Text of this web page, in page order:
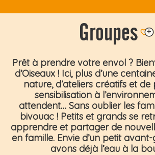
Groupes
Prêt à prendre votre envol ?
d’Oiseaux ! Ici, plus d’une
nature, d’ateliers créatifs et
sensibilisation à
attendent… Sans oublier les
bivouac ! Petits et grands se
apprendre et partager de
en famille. Envie d’un petit
avons déjà l’eau à la